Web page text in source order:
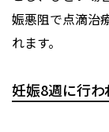
娠悪阻で点滴治
れます。
妊娠8週に行